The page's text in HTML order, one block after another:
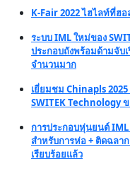
K-Fair 2022 ไฮไลท์ที่ฮอ
ระบบ IML ใหม่ของ
ประกอบถังพร้อมด้ามจับ
จำนวนมาก
เยี่ยมชม Chinapls
SWITEK Technology ข
การประกอบหุ่นยนต์ IML
สำหรับการห่อ + ติดฉลาก
เรียบร้อยแล้ว